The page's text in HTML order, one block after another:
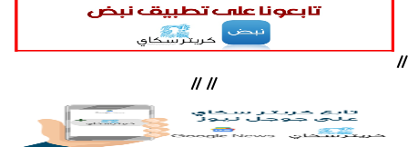
//
//
//